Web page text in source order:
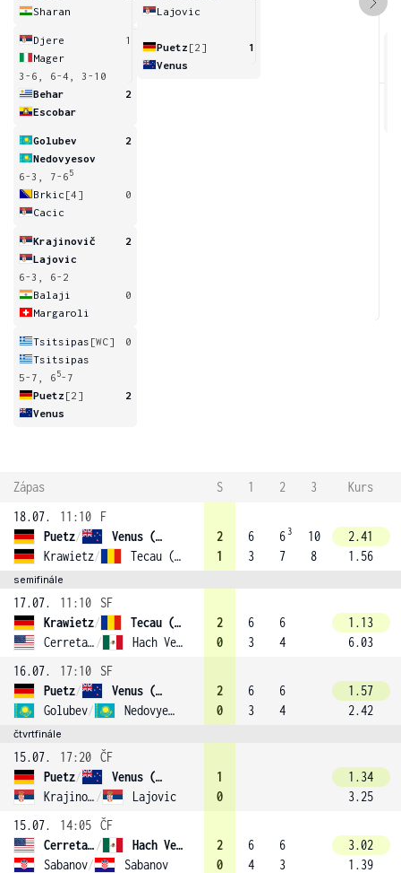
Sharan
Djere
1
Mager
3-6, 6-4, 3-10
Behar
2
Escobar
Golubev
2
Nedovyesov
6-3, 7-6 5
Brkic [4]
0
Cacic
Krajinovič
2
Lajovic
6-3, 6-2
Balaji
0
Margaroli
Tsitsipas [WC]
0
Tsitsipas
5-7, 6 5-7
Puetz [2]
2
Venus
Lajovic
Puetz [2]
1
Venus
Zápas S 1 2 3
Kurs
18.07.
11:10
F
Puetz/
Venus (2)
Krawietz/ Tecau (1)
2
1
6
3
6 3
7
10
8
2.41
1.56
semifinále
17.07. 11:10
SF
Krawietz/
Tecau (1)
Cerretani / Hach Verdugo
2
0
6
3
6
4
1.13
6.03
16.07.
17:10
SF
Puetz/
Venus (2)
Golubev/ Nedovyesov
2
0
6
3
6
4
1.57
2.42
čtvrtfinále
15.07. 17:20 ČF
Puetz/
Venus (2)
Krajinovič / Lajovic
1
0
1.34
3.25
15.07.
14:05 ČF
Cerretani /
Hach Verdugo
Sabanov/ Sabanov
2
0
6
4
6
3
3.02
1.39